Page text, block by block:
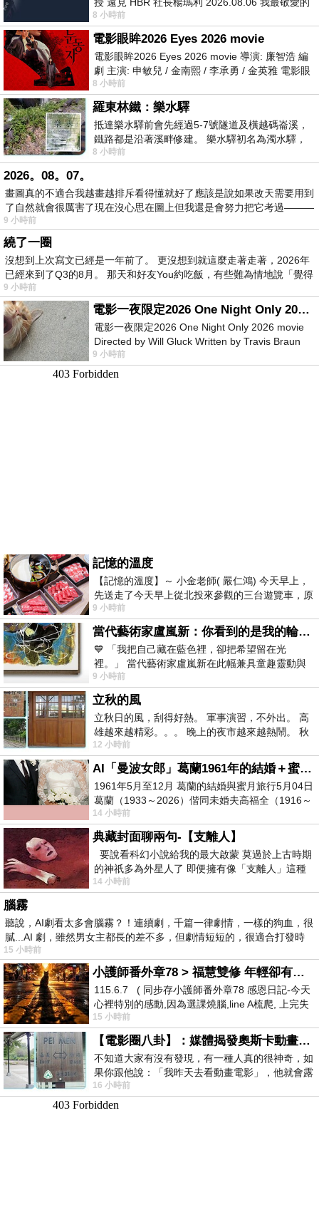
老闆、遠見．天下文化創辦人高希均教
8 小時前
電影眼眸2026 Eyes 2026 movie
電影眼眸2026 Eyes 2026 movie 導演: 廉智浩 編
劇 主演: 申敏兒 / 金南熙 / 李承勇 / 金英雅 電影眼
眸2026描述攝影師徐珍因遺
8 小時前
羅東林鐵：樂水驛
抵達樂水驛前會先經過5-7號隧道及橫越碼崙溪，
鐵路都是沿著溪畔修建。 樂水驛初名為濁水驛，
但因與臺鐵集集線車站同名，於1953
8 小時前
2026。08。07。
畫圖真的不適合我越畫越排斥看得懂就好了應該是說如果改天需要用到
了自然就會很厲害了現在沒心思在圖上但我還是會努力把它考過———
9 小時前
繞了一圈
沒想到上次寫文已經是一年前了。 更沒想到就這麼走著走著，2026年
已經來到了Q3的8月。 那天和好友You約吃飯，有些難為情地說「覺得
9 小時前
電影一夜限定2026 One Night Only 2026 movie
電影一夜限定2026 One Night Only 2026 movie
Directed by Will Gluck Written by Travis Braun
Starring Monica Barbaro
9 小時前
記憶的溫度
【記憶的溫度】～ 小金老師( 嚴仁鴻) 今天早上，
先送走了今天早上從北投來參觀的三台遊覽車，原
以為展場已經差不多要安靜下來，卻發
9 小時前
當代藝術家盧嵐新：你看到的是我的輪廓，還是你的故事？——藏在藍色裡的希望與光
💙 「我把自己藏在藍色裡，卻把希望留在光
裡。」 當代藝術家盧嵐新在此幅兼具童趣靈動與
抽象韻味的新作中，用湛藍的羽翼般色塊包覆著
9 小時前
立秋的風
立秋日的風，刮得好熱。 軍事演習，不外出。 高
雄越來越精彩。。。 晚上的夜市越來越熱鬧。 秋
天的風刮得很熱 夜遊消暑熱。。。
12 小時前
AI「曼波女郎」葛蘭1961年的結婚＋蜜月旅行 #戀上老電影 #葛蘭 #粟子
1961年5月至12月 葛蘭的結婚與蜜月旅行5月04日
葛蘭（1933～2026）偕同未婚夫高福全（1916～
2004）乘郵輪赴倫敦6月15日於英國倫敦St.S
14 小時前
典藏封面聊兩句-【支離人】
要說看科幻小說給我的最大啟蒙 莫過於上古時期
的神祇多為外星人了 即便擁有像「支離人」這種
驚世駭俗的神通法門 也未必讀
14 小時前
腦霧
聽說，AI劇看太多會腦霧？！連續劇，千篇一律劇情，一樣的狗血，很
膩...AI 劇，雖然男女主都長的差不多，但劇情短短的，很適合打發時
15 小時前
小護師番外章78 > 福慧雙修 年輕卻有個老靈魂 ㄑ金剛經〉podcast
115.6.7 ( 同步存小護師番外章78 感恩日記-今天
心裡特別的感動,因為選課燒腦,line A梳爬, 上完失
智課的她,特來傾
15 小時前
【電影圈八卦】：媒體揭發奧斯卡動畫項目投票醜聞！好萊塢為什麼看不起動畫電影？
不知道大家有沒有發現，有一種人真的很神奇，如
果你跟他說：「我昨天去看動畫電影」，他就會露
出一種慈祥的微笑，然後問你是不是陪小
16 小時前